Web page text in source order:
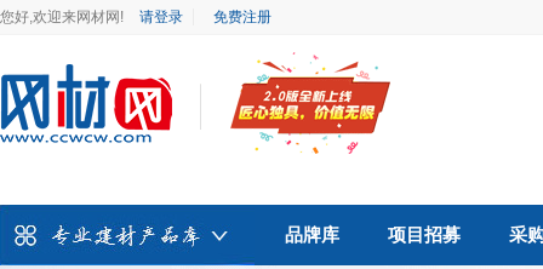
您好,欢迎来网材网! 请登录 免费注册
品牌库 项目招募 采